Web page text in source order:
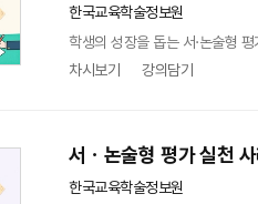
한국교육학술정보원
학생의 성장을 돕는 서·논술형
차시보기
강의담기
서ㆍ논술형 평가 실천
한국교육학술정보원